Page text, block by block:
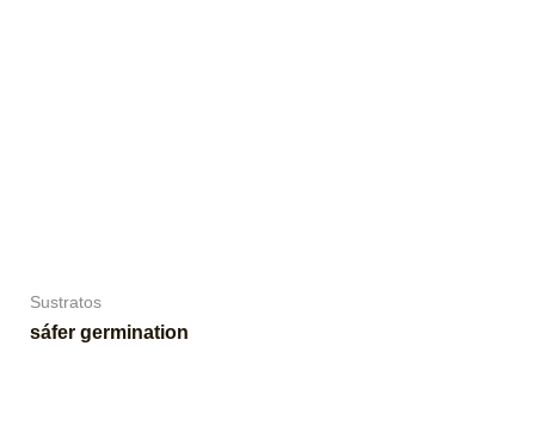
Sustratos
sáfer germination